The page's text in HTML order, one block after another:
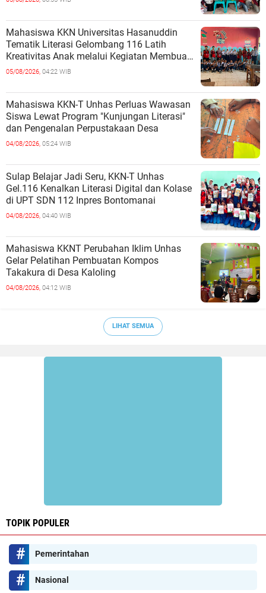
Mahasiswa KKN Universitas Hasanuddin
Tematik Literasi Gelombang 116 Latih
Kreativitas Anak melalui Kegiatan Membuat
Cerita Berbasis Buku Bacaan
05/08/2026, 04:22 WIB
Mahasiswa KKN-T Unhas Perluas Wawasan
Siswa Lewat Program "Kunjungan Literasi"
dan Pengenalan Perpustakaan Desa
04/08/2026, 05:24 WIB
Sulap Belajar Jadi Seru, KKN-T Unhas
Gel.116 Kenalkan Literasi Digital dan Kolase
di UPT SDN 112 Inpres Bontomanai
04/08/2026, 04:40 WIB
Mahasiswa KKNT Perubahan Iklim Unhas
Gelar Pelatihan Pembuatan Kompos
Takakura di Desa Kaloling
04/08/2026, 04:12 WIB
LIHAT SEMUA
TOPIK POPULER
Pemerintahan
Nasional